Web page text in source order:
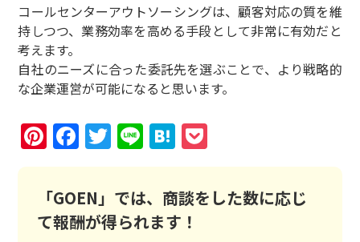
コールセンターアウトソーシングは、顧客対応の質を維
持しつつ、業務効率を高める手段として非常に有効だと
考えます。
自社のニーズに合った委託先を選ぶことで、より戦略的
な企業運営が可能になると思います。
Pinterest
Facebook
Twitter
LineHatena
「GOEN」では、商談をした数に応じ
て報酬が得られます！